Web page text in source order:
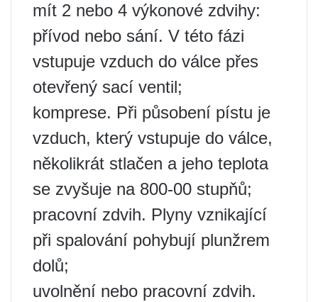
mít 2 nebo 4 výkonové zdvihy:
přívod nebo sání. V této fázi
vstupuje vzduch do válce přes
otevřený sací ventil;
komprese. Při působení pístu je
vzduch, který vstupuje do válce,
několikrát stlačen a jeho teplota
se zvyšuje na 800-00 stupňů;
pracovní zdvih. Plyny vznikající
při spalování pohybují plunžrem
dolů;
uvolnění nebo pracovní zdvih.